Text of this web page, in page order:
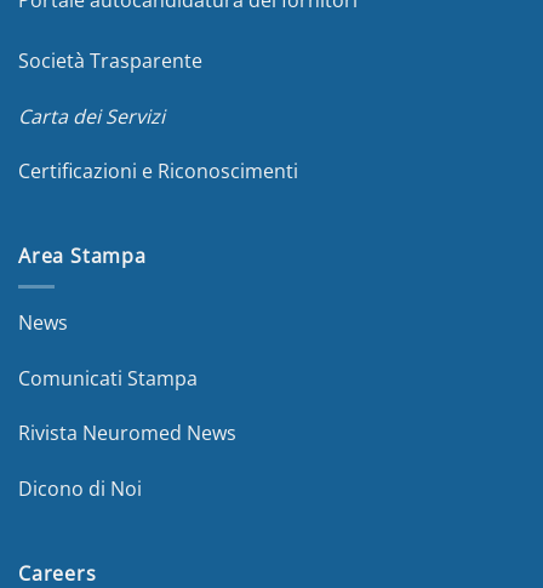
Società Trasparente
Carta dei Servizi
Certificazioni e Riconoscimenti
Area Stampa
News
Comunicati Stampa
Rivista Neuromed News
Dicono di Noi
Careers